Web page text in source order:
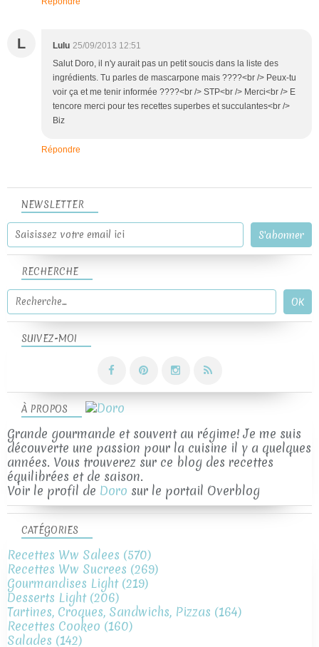
L Lulu 25/09/2013 12:51
Salut Doro, il n'y aurait pas un petit soucis dans la liste des
ingrédients. Tu parles de mascarpone mais ????<br /> Peux-tu
voir ça et me tenir informée ????<br /> STP<br /> Merci<br /> E
tencore merci pour tes recettes superbes et succulantes<br />
Biz
Répondre
NEWSLETTER
SUIVEZ-MOI
RECHERCHE
À PROPOS
Grande gourmande et souvent au régime! Je me suis
découverte une passion pour la cuisine il y a quelques
années. Vous trouverez sur ce blog des recettes
équilibrées et de saison.
Voir le profil de Doro sur le portail Overblog
CATÉGORIES
Recettes Ww Salees (570)
Recettes Ww Sucrees (269)
Gourmandises Light(219)
Desserts Light(206)
Tartines, Croques, Sandwichs, Pizzas (164)
Recettes Cookeo (160)
Salades (142)